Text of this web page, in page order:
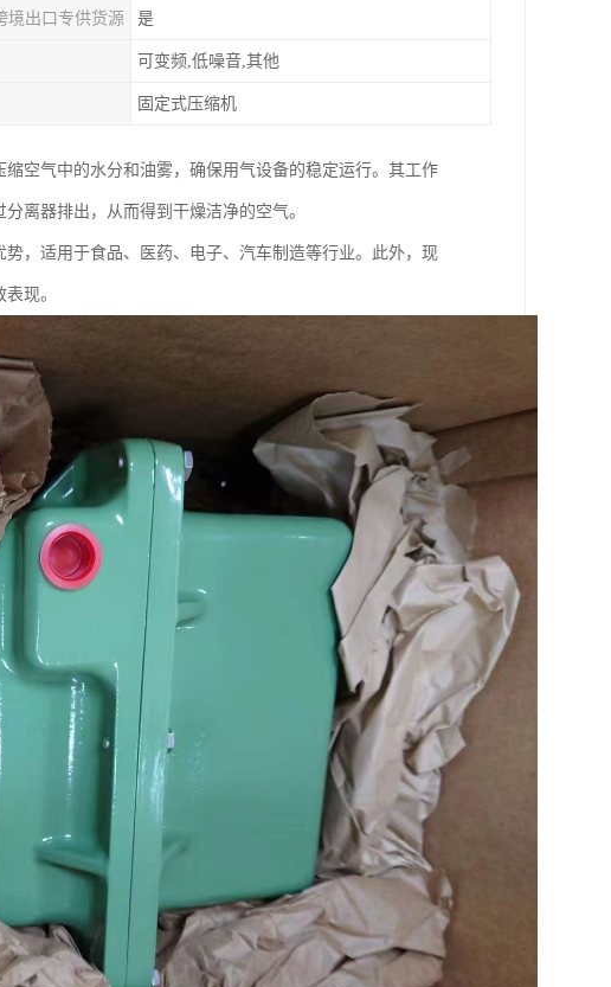
境出口专供货源 是
可变频,低噪音,其他
固定式压缩机
空气中的水分和油雾，确保用气设备的稳定运行。其工作
离器排出，从而得到干燥洁净的空气。
，适用于食品、医药、电子、汽车制造等行业。此外，现
现。